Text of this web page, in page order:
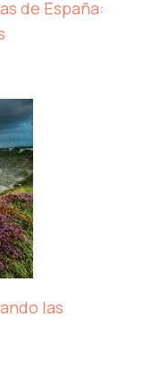
de España:
las